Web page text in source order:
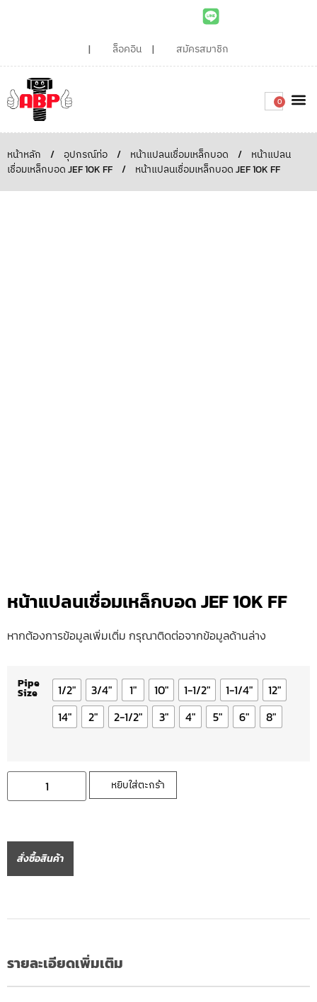
ล็อคอิน สมัครสมาชิก
0
หน้าหลัก / อุปกรณ์ท่อ / หน้าแปลนเชื่อมเหล็กบอด /
หน้าแปลน
เชื่อมเหล็กบอด JEF 10K FF
/ หน้าแปลนเชื่อมเหล็กบอด JEF 10K FF
หน้าแปลนเชื่อมเหล็กบอด JEF 10K FF
หากต้องการข้อมูลเพิ่มเติ่ม กรุณาติดต่อจากข้อมูลด้านล่าง
Pipe
Size 1/2" 3/4" 1" 10" 1-1/2" 1-1/4"
12"
14"
2" 2-1/2" 3" 4" 5" 6" 8"
หยิบใส่ตะกร้า
สั่งซื้อสินค้า
รายละเอียดเพิ่มเติม